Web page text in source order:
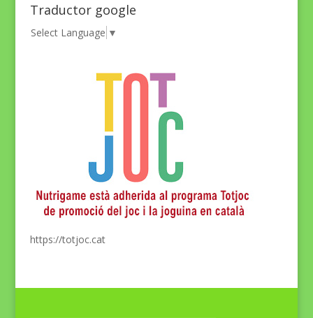
Traductor google
Select Language ▼
https://totjoc.cat